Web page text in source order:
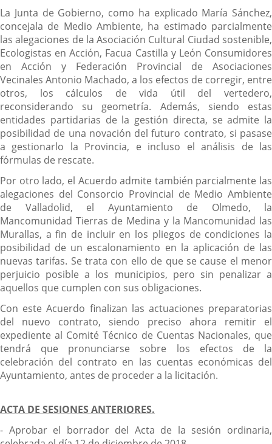
La Junta de Gobierno, como ha explicado María Sánchez,
concejala de Medio Ambiente, ha estimado parcialmente
las alegaciones de la Asociación Cultural Ciudad sostenible,
Ecologistas en Acción, Facua Castilla y León Consumidores
en Acción y Federación Provincial de Asociaciones
Vecinales Antonio Machado, a los efectos de corregir, entre
otros, los cálculos de vida útil del vertedero,
reconsiderando su geometría. Además, siendo estas
entidades partidarias de la gestión directa, se admite la
posibilidad de una novación del futuro contrato, si pasase
a gestionarlo la Provincia, e incluso el análisis de las
fórmulas de rescate.
Por otro lado, el Acuerdo admite también parcialmente las
alegaciones del Consorcio Provincial de Medio Ambiente
de Valladolid, el Ayuntamiento de Olmedo, la
Mancomunidad Tierras de Medina y la Mancomunidad las
Murallas, a fin de incluir en los pliegos de condiciones la
posibilidad de un escalonamiento en la aplicación de las
nuevas tarifas. Se trata con ello de que se cause el menor
perjuicio posible a los municipios, pero sin penalizar a
aquellos que cumplen con sus obligaciones.
Con este Acuerdo finalizan las actuaciones preparatorias
del nuevo contrato, siendo preciso ahora remitir el
expediente al Comité Técnico de Cuentas Nacionales, que
tendrá que pronunciarse sobre los efectos de la
celebración del contrato en las cuentas económicas del
Ayuntamiento, antes de proceder a la licitación.
ACTA DE SESIONES ANTERIORES.
- Aprobar el borrador del Acta de la sesión ordinaria,